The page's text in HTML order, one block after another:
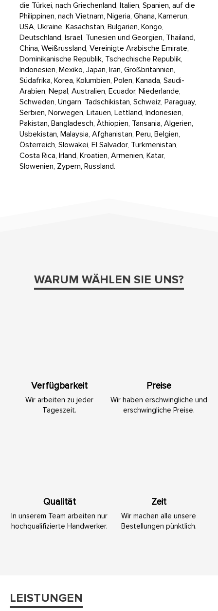
die Türkei, nach Griechenland, Italien, Spanien, auf die
Philippinen, nach Vietnam, Nigeria, Ghana, Kamerun,
USA, Ukraine, Kasachstan, Bulgarien, Kongo,
Deutschland, Israel, Tunesien und Georgien, Thailand,
China, Weißrussland, Vereinigte Arabische Emirate,
Dominikanische Republik, Tschechische Republik,
Indonesien, Mexiko, Japan, Iran, Großbritannien,
Südafrika, Korea, Kolumbien, Polen, Kanada, Saudi-
Arabien, Nepal, Australien, Ecuador, Niederlande,
Schweden, Ungarn, Tadschikistan, Schweiz, Paraguay,
Serbien, Norwegen, Litauen, Lettland, Indonesien,
Pakistan, Bangladesch, Äthiopien, Tansania, Algerien,
Usbekistan, Malaysia, Afghanistan, Peru, Belgien,
Österreich, Slowakei, El Salvador, Turkmenistan,
Costa Rica, Irland, Kroatien, Armenien, Katar,
Slowenien, Zypern, Russland.
WARUM WÄHLEN SIE UNS?
Verfügbarkeit
Wir arbeiten zu jeder
Tageszeit.
Preise
Wir haben erschwingliche und
erschwingliche Preise.
Qualität
In unserem Team arbeiten nur
hochqualifizierte Handwerker.
Zeit
Wir machen alle unsere
Bestellungen pünktlich.
LEISTUNGEN